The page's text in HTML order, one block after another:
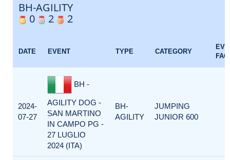
BH-AGILITY
0
2 2
DATE EVENT TYPE CATEGORY
2024-
07-27
BH -
AGILITY DOG -
SAN MARTINO
IN CAMPO PG -
27 LUGLIO
2024 (ITA)
BH-
AGILITY
JUMPING
JUNIOR 600